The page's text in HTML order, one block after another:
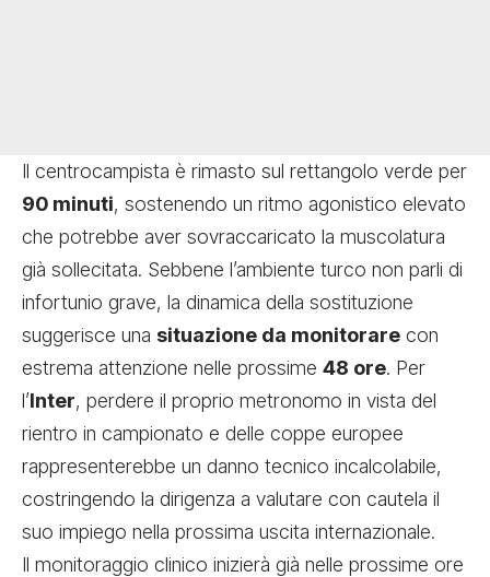
Il centrocampista è rimasto sul rettangolo verde per
90 minuti, sostenendo un ritmo agonistico elevato
che potrebbe aver sovraccaricato la muscolatura
già sollecitata. Sebbene l’ambiente turco non parli di
infortunio grave, la dinamica della sostituzione
suggerisce una situazione da monitorare con
estrema attenzione nelle prossime 48 ore. Per
l’Inter, perdere il proprio metronomo in vista del
rientro in campionato e delle coppe europee
rappresenterebbe un danno tecnico incalcolabile,
costringendo la dirigenza a valutare con cautela il
suo impiego nella prossima uscita internazionale.
Il monitoraggio clinico inizierà già nelle prossime ore